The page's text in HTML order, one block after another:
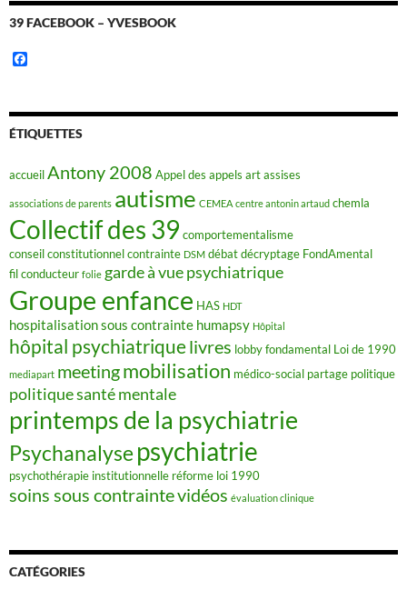
39 FACEBOOK – YVESBOOK
b
o
o
ÉTIQUETTES
accueil Antony 2008 Appel des appels artassises
associations de parents autisme CEMEA centre antonin artaud chemla
Collectif des 39 comportementalisme
conseil constitutionnelcontrainte DSM débatdécryptage FondAmental
fil conducteur folie garde à vue psychiatrique
Groupe enfance HAS HDT
hospitalisation sous contrainte humapsy Hôpital
hôpital psychiatriquelivres lobby fondamental Loi de 1990
mediapart meetingmobilisation médico-social partage politique
politique santé mentale
printemps de la psychiatrie
Psychanalyse psychiatrie
psychothérapie institutionnelle réforme loi 1990
soins sous contraintevidéos évaluation clinique
CATÉGORIES